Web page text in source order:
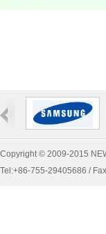
Copyright © 2009-2015
Tel:+86-755-29405686 /